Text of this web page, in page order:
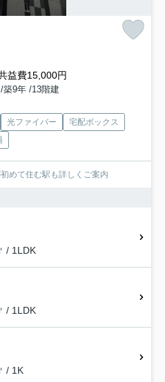
益費15,000円
築9年 /13階建
光ファイバー
宅配ボックス
めて住む駅も詳しくご案内
/ 1LDK
/ 1LDK
/ 1K